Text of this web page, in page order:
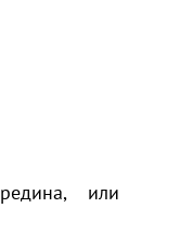
или